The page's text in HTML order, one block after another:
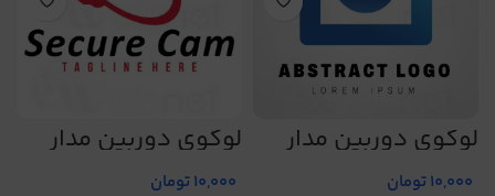
لوگوی دوربین مدار
بسته کد 226
10,000تومان
لوگوی دوربین مدار
بسته کد 223
10,000تومان